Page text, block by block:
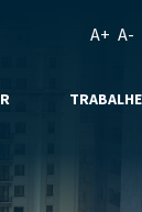
A+ A-